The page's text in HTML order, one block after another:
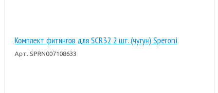
Комплект фитингов для SCR32 2 шт. (чугун) Speroni
Арт. SPRN007108633